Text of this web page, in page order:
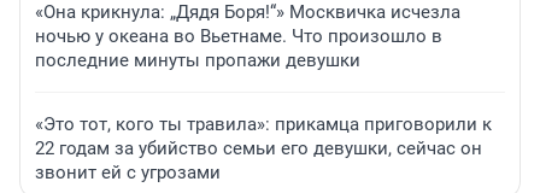
«Она крикнула: „Дядя Боря!“» Москвичка исчезла
ночью у океана во Вьетнаме. Что произошло в
последние минуты пропажи девушки
«Это тот, кого ты травила»: прикамца приговорили к
22 годам за убийство семьи его девушки, сейчас он
звонит ей с угрозами